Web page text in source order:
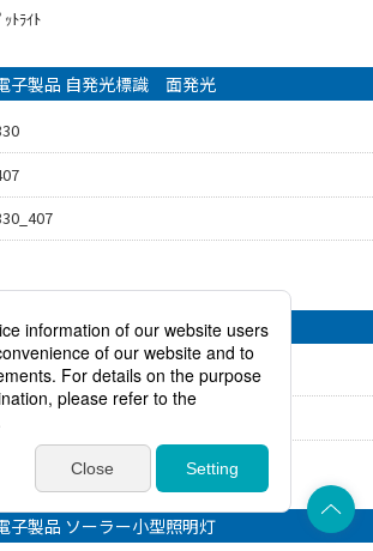
ﾄﾗｲﾄ
子製品 自発光標識 面発光
電子製品 自発光道路標識
子製品 ソーラー小型照明灯